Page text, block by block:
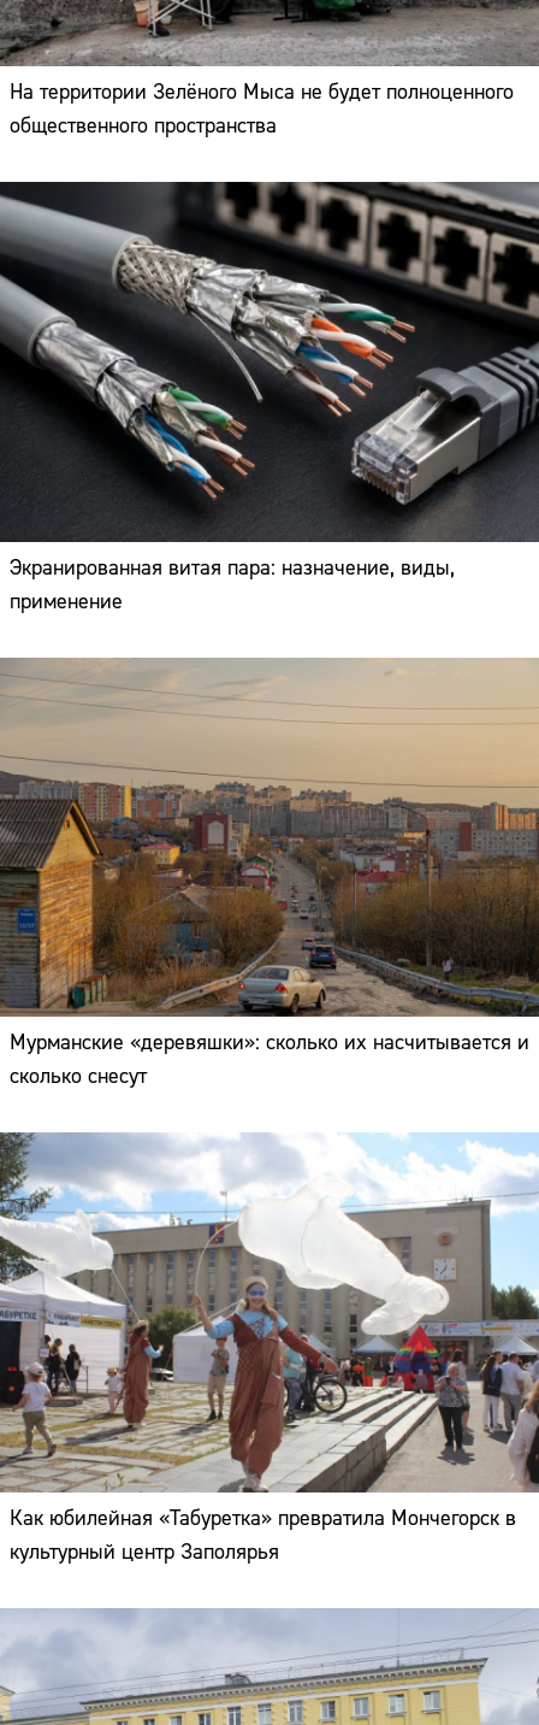
На территории Зелёного Мыса не будет полноценного
общественного пространства
Экранированная витая пара: назначение, виды,
применение
Мурманские «деревяшки»: сколько их насчитывается и
сколько снесут
Как юбилейная «Табуретка» превратила Мончегорск в
культурный центр Заполярья